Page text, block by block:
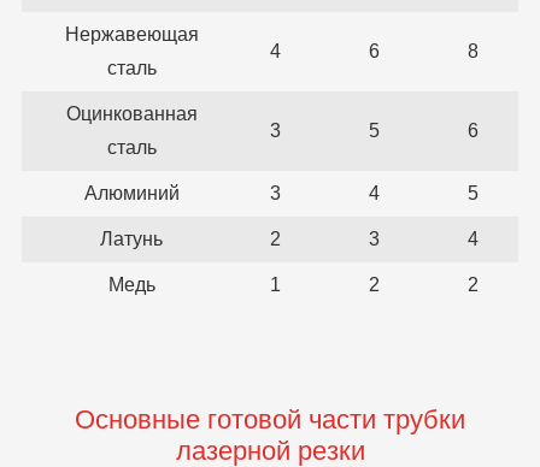
Нержавеющая
сталь
4 6 8
Оцинкованная
сталь
3 5 6
Алюминий 3 4 5
Латунь 2 3 4
Медь 1 2 2
Основные готовой части трубки
лазерной резки